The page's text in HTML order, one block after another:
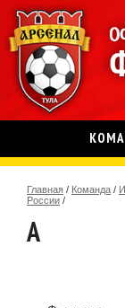
Главная / Команда /
России /
А